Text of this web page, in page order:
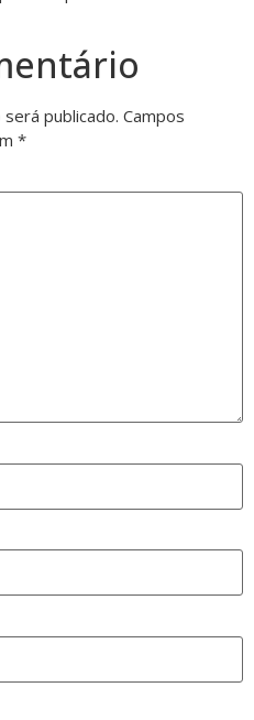
publicado. Campos
*